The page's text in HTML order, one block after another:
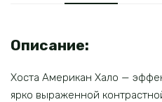
Описание:
Хоста Американ Хало —
ярко выраженной